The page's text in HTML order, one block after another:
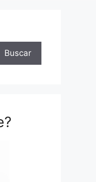
Buscar